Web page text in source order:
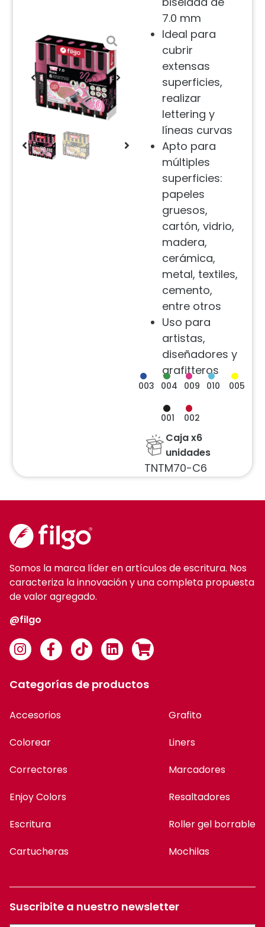
7.0 mm
Ideal para
cubrir
extensas
superficies,
realizar
lettering y
líneas curvas
Apto para
múltiples
superficies:
papeles
gruesos,
cartón, vidrio,
madera,
cerámica,
metal, textiles,
cemento,
entre otros
Uso para
artistas,
diseñadores y
grafitteros
003 004 009 010 005
001 002
Caja x6
unidades
TNTM70-C6
Somos la marca líder en artículos de escritura. Nos
caracteriza la innovación y una completa propuesta
de valor agregado.
@filgo
Categorías de productos
Accesorios
Colorear
Correctores
Enjoy Colors
Escritura
Cartucheras
Grafito
Liners
Marcadores
Resaltadores
Roller gel borrable
Mochilas
Suscribite a nuestro newsletter